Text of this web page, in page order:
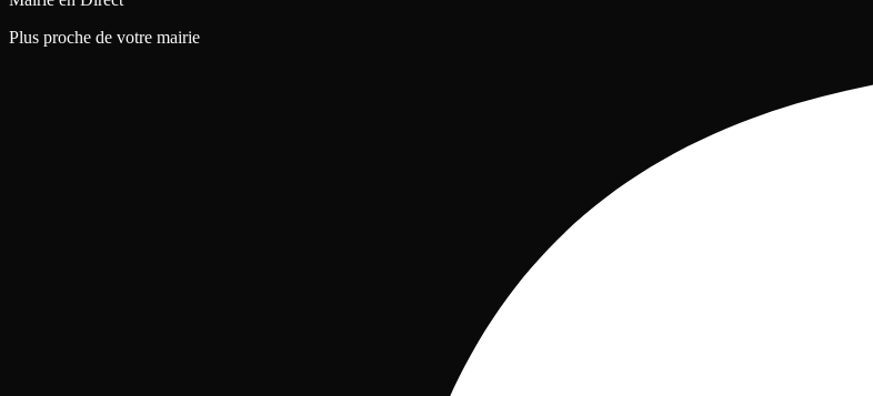
Plus proche de votre mairie